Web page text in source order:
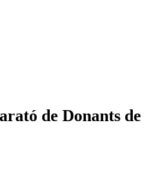
de Donants de